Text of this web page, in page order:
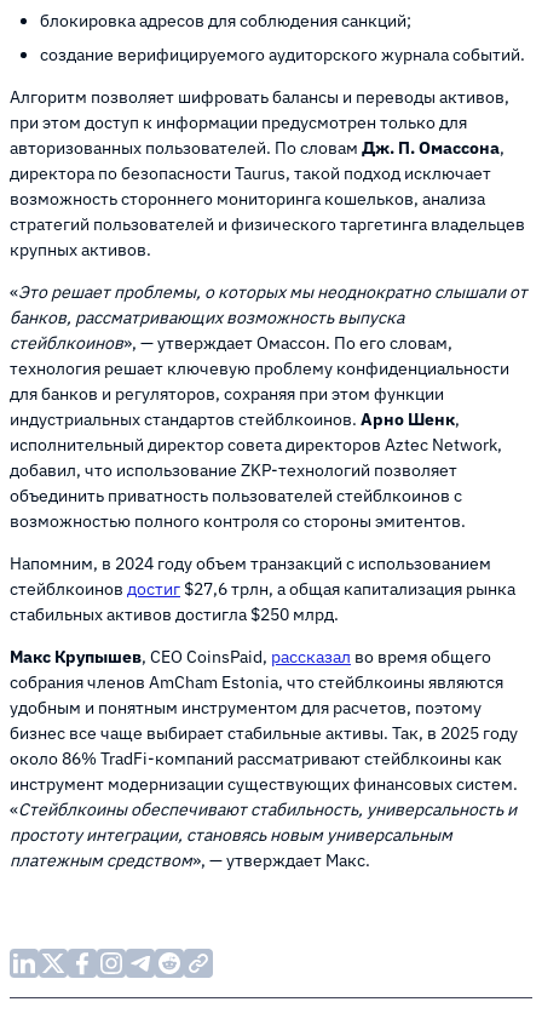
блокировка адресов для соблюдения санкций;
создание верифицируемого аудиторского журнала событий.
Алгоритм позволяет шифровать балансы и переводы активов,
при этом доступ к информации предусмотрен только для
авторизованных пользователей. По словам Дж. П. Омассона,
директора по безопасности Taurus, такой подход исключает
возможность стороннего мониторинга кошельков, анализа
стратегий пользователей и физического таргетинга владельцев
крупных активов.
«Это решает проблемы, о которых мы неоднократно слышали от
банков, рассматривающих возможность выпуска
стейблкоинов», — утверждает Омассон. По его словам,
технология решает ключевую проблему конфиденциальности
для банков и регуляторов, сохраняя при этом функции
индустриальных стандартов стейблкоинов. Арно Шенк,
исполнительный директор совета директоров Aztec Network,
добавил, что использование ZKP-технологий позволяет
объединить приватность пользователей стейблкоинов с
возможностью полного контроля со стороны эмитентов.
Напомним, в 2024 году объем транзакций с использованием
стейблкоинов достиг $27,6 трлн, а общая капитализация рынка
стабильных активов достигла $250 млрд.
Макс Крупышев, CEO CoinsPaid, рассказал во время общего
собрания членов AmCham Estonia, что стейблкоины являются
удобным и понятным инструментом для расчетов, поэтому
бизнес все чаще выбирает стабильные активы. Так, в 2025 году
около 86% TradFi-компаний рассматривают стейблкоины как
инструмент модернизации существующих финансовых систем.
«Стейблкоины обеспечивают стабильность, универсальность и
простоту интеграции, становясь новым универсальным
платежным средством», — утверждает Макс.